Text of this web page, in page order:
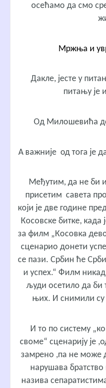
осећамо да смо
Мржња и
Дакле, јесте у
питању је
Од Милошевића
А важније од тога је
Међутим, да не би
присетим савета
који је две године
Косовске битке, када
за филм „Косовка
сценарио донети
се пази. Србин ће
и успех.“ Филм
људи осетило да би
њих. И снимили су
И то по систему
своме“ сценарију је
замрено ,па не може
нарушава
назива